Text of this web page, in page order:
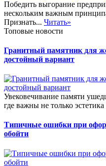
Победить выгорание
нескольким важным
Признать... Читать»
Топовые новости
Гранитный памятник для
достойный вариант
Увековечивание памяти
где важны не только
Типичные ошибки при
обойти